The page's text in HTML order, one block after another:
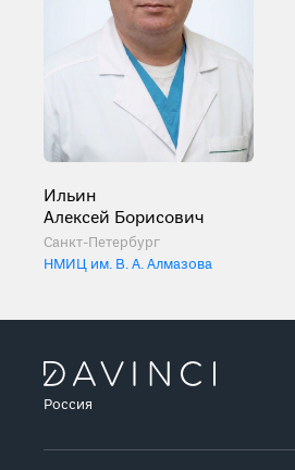
Ильин
Алексей Борисович
Санкт-Петербург
НМИЦ им. В. А. Алмазова
Россия